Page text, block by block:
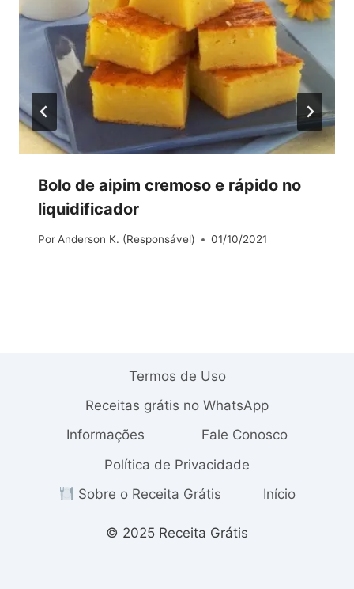
Bolo de aipim cremoso e rápido no
liquidificador
Por Anderson K. (Responsável) 01/10/2021
Termos de Uso
Receitas grátis no WhatsApp
Informações
Fale Conosco
Política de Privacidade
Sobre o Receita Grátis
Início
© 2025 Receita Grátis